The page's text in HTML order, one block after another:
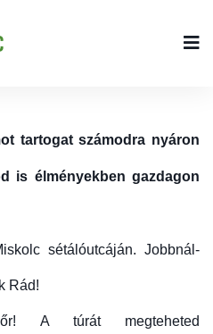
tartogat számodra nyáron
is élményekben gazdagon
sétálóutcáján. Jobbnál-
Rád!
A túrát megteheted